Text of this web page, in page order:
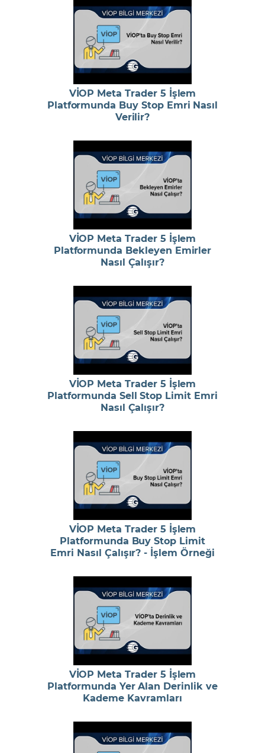
VİOP Meta Trader 5 İşlem
Platformunda Buy Stop Emri Nasıl
Verilir?
VİOP Meta Trader 5 İşlem
Platformunda Bekleyen Emirler
Nasıl Çalışır?
VİOP Meta Trader 5 İşlem
Platformunda Sell Stop Limit Emri
Nasıl Çalışır?
VİOP Meta Trader 5 İşlem
Platformunda Buy Stop Limit
Emri Nasıl Çalışır? - İşlem Örneği
VİOP Meta Trader 5 İşlem
Platformunda Yer Alan Derinlik ve
Kademe Kavramları